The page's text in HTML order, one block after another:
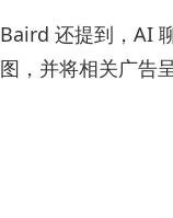
Baird 还提到，AI
图，并将相关广告